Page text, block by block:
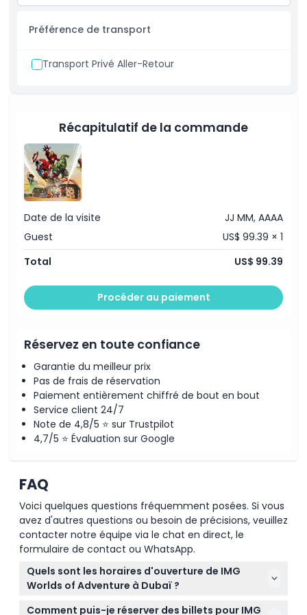
Valable uniquement avec un billet d'entrée générale
Gagnez du temps et profitez de davantage
Préférence de transport
Transport Privé Aller-Retour
Récapitulatif de la commande
Date de la visite
JJ MM, AAAA
Guest
US$ 99.39 × 1
Total
US$ 99.39
Procéder au paiement
Réservez en toute confiance
Garantie du meilleur prix
Pas de frais de réservation
Paiement entièrement chiffré de bout en bout
Service client 24/7
Note de 4,8/5 ⭐ sur Trustpilot
4,7/5 ⭐ Évaluation sur Google
FAQ
Voici quelques questions fréquemment posées. Si vous
avez d'autres questions ou besoin de précisions, veuillez
contacter notre équipe via le chat en direct, le
formulaire de contact ou WhatsApp.
Quels sont les horaires d'ouverture de IMG
Worlds of Adventure à Dubaï ?
IMG Worlds of Adventure est ouvert de 12h00 à
Comment puis-je réserver des billets pour IMG